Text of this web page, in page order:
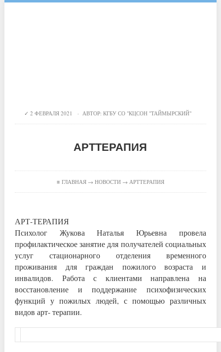
2 ФЕВРАЛЯ 2021 · АВТОР: КГБУ СО "КЦСОН "ТАЙМЫРСКИЙ"
АРТТЕРАПИЯ
≡ ГЛАВНАЯ→ НОВОСТИ→ АРТТЕРАПИЯ
АРТ-ТЕРАПИЯ
Психолог Жукова Наталья Юрьевна провела
профилактическое занятие для получателей социальных
услуг стационарного отделения временного
проживания для граждан пожилого возраста и
инвалидов. Работа с клиентами направлена на
восстановление и поддержание психофизических
функций у пожилых людей, с помощью различных
видов арт- терапии.